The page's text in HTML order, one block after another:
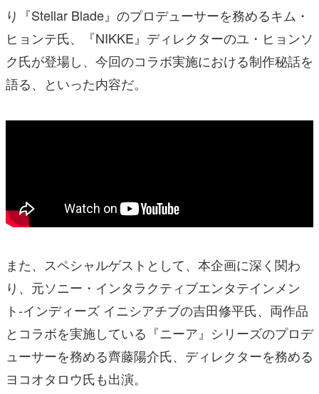
り『Stellar Blade』のプロデューサーを務めるキム・
ヒョンテ氏、『NIKKE』ディレクターのユ・ヒョンソ
ク氏が登場し、今回のコラボ実施における制作秘話を
語る、といった内容だ。
また、スペシャルゲストとして、本企画に深く関わ
り、元ソニー・インタラクティブエンタテインメン
ト-インディーズ イニシアチブの吉田修平氏、両作品
とコラボを実施している『ニーア』シリーズのプロデ
ューサーを務める齊藤陽介氏、ディレクターを務める
ヨコオタロウ氏も出演。